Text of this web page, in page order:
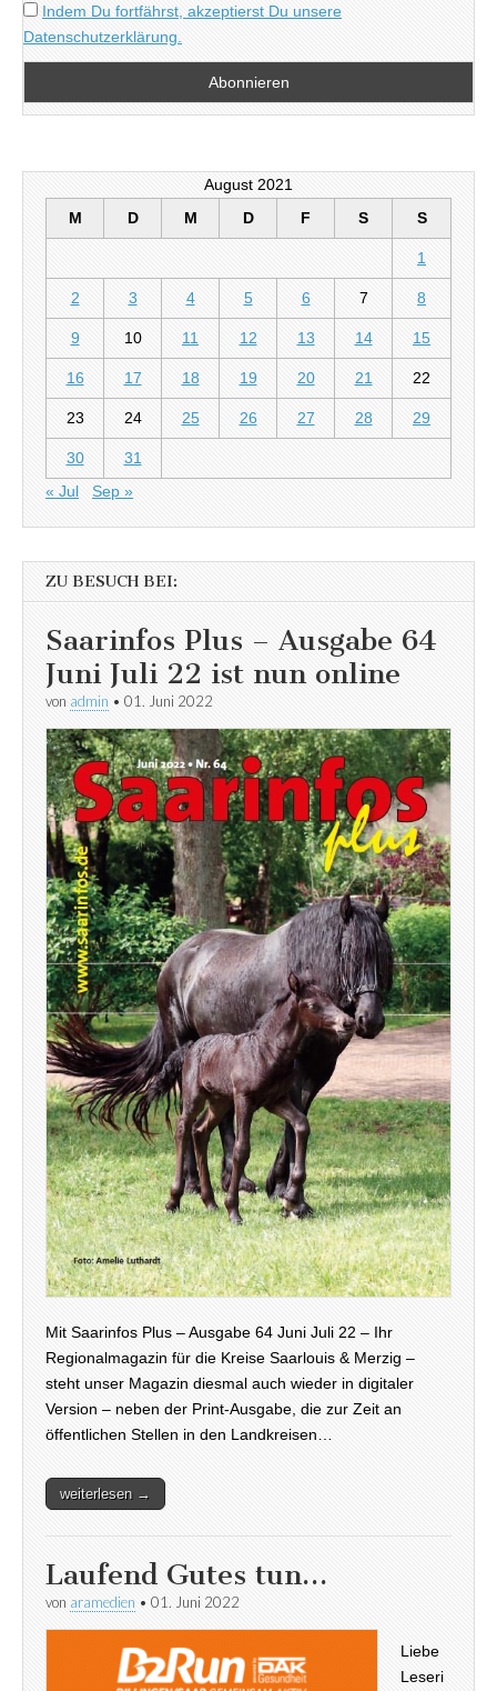
Indem Du fortfährst, akzeptierst Du unsere
Datenschutzerklärung.
August 2021
M
D M D F S S
1
2 3 4 5 6 7 8
9 10 11 12 13 14 15
16 17 18 19 20 21 22
23 24 25 26 27 28 29
30
31
« Jul
Sep »
ZU BESUCH BEI:
Saarinfos Plus – Ausgabe 64
Juni Juli 22 ist nun online
von admin • 01. Juni 2022
Mit Saarinfos Plus – Ausgabe 64 Juni Juli 22 – Ihr
Regionalmagazin für die Kreise Saarlouis & Merzig –
steht unser Magazin diesmal auch wieder in digitaler
Version – neben der Print-Ausgabe, die zur Zeit an
öffentlichen Stellen in den Landkreisen…
weiterlesen →
Laufend Gutes tun…
von aramedien • 01. Juni 2022
Liebe
Leseri